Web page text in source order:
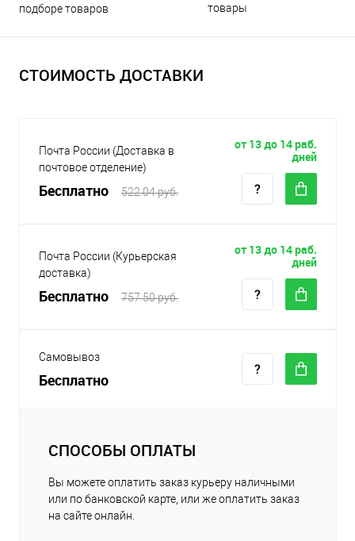
подборе товаров
товары
СТОИМОСТЬ ДОСТАВКИ
Почта России (Доставка в
почтовое отделение)
Бесплатно 522.04 руб.
от 13 до 14 раб.
дней
Почта России (Курьерская
доставка)
Бесплатно 757.50 руб.
от 13 до 14 раб.
дней
Самовывоз
Бесплатно
СПОСОБЫ ОПЛАТЫ
Вы можете оплатить заказ курьеру наличными
или по банковской карте, или же оплатить заказ
на сайте онлайн.